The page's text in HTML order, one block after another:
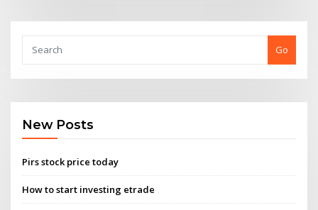
Go
New Posts
Pirs stock price today
How to start investing etrade